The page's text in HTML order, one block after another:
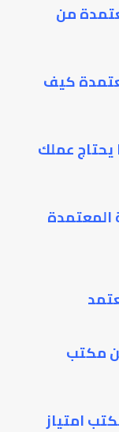
من
كيف
يحتاج عملك
المعتمدة
مكتب
امتياز